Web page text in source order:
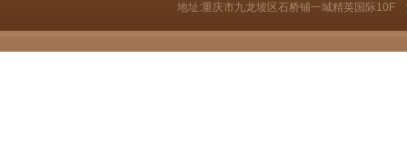
地址:重庆市九龙坡区石桥铺一城精英国际10F